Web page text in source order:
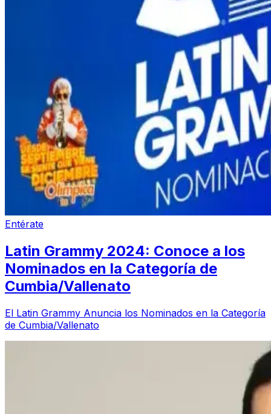
Entérate
Latin Grammy 2024: Conoce a los
Nominados en la Categoría de
Cumbia/Vallenato
El Latin Grammy Anuncia los Nominados en la Categoría
de Cumbia/Vallenato